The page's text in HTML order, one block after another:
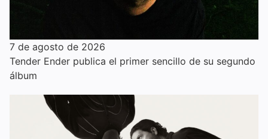
7 de agosto de 2026
Tender Ender publica el primer sencillo de su segundo
álbum